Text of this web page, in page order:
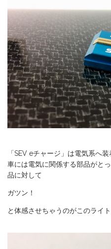
「SEV eチャージ」は電気系へ装
車には電気に関係する部品がと
品に対して
ガツン！
と体感させちゃうのがこのライ